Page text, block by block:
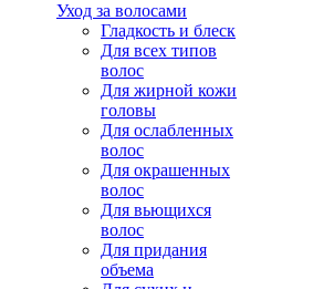
Уход за волосами
Гладкость и блеск
Для всех типов
волос
Для жирной кожи
головы
Для ослабленных
волос
Для окрашенных
волос
Для вьющихся
волос
Для придания
объема